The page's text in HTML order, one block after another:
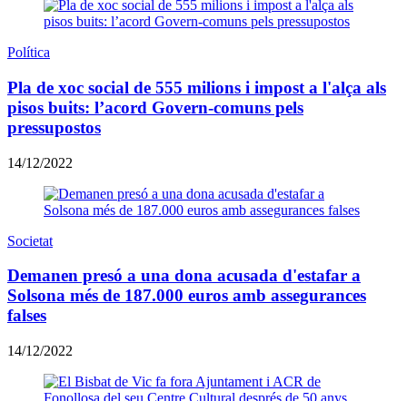
Política
Pla de xoc social de 555 milions i impost a l'alça als
pisos buits: l’acord Govern-comuns pels
pressupostos
14/12/2022
Societat
​Demanen presó a una dona acusada d'estafar a
Solsona més de 187.000 euros amb assegurances
falses
14/12/2022